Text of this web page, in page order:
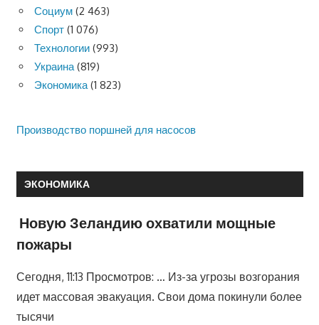
Социум (2 463)
Спорт (1 076)
Технологии (993)
Украина(819)
Экономика(1 823)
Производство поршней для насосов
ЭКОНОМИКА
Новую Зеландию охватили мощные
пожары
Сегодня, 11:13 Просмотров: … Из-за угрозы возгорания
идет массовая эвакуация. Свои дома покинули более
тысячи